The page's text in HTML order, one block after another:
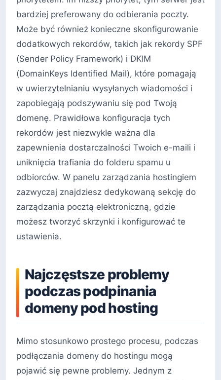
bardziej preferowany do odbierania poczty.
Może być również konieczne skonfigurowanie
dodatkowych rekordów, takich jak rekordy SPF
(Sender Policy Framework) i DKIM
(DomainKeys Identified Mail), które pomagają
w uwierzytelnianiu wysyłanych wiadomości i
zapobiegają podszywaniu się pod Twoją
domenę. Prawidłowa konfiguracja tych
rekordów jest niezwykle ważna dla
zapewnienia dostarczalności Twoich e-maili i
uniknięcia trafiania do folderu spamu u
odbiorców. W panelu zarządzania hostingiem
zazwyczaj znajdziesz dedykowaną sekcję do
zarządzania pocztą elektroniczną, gdzie
możesz tworzyć skrzynki i konfigurować te
ustawienia.
Najczęstsze problemy
podczas podpinania
domeny pod hosting
Mimo stosunkowo prostego procesu, podczas
podłączania domeny do hostingu mogą
pojawić się pewne problemy. Jednym z